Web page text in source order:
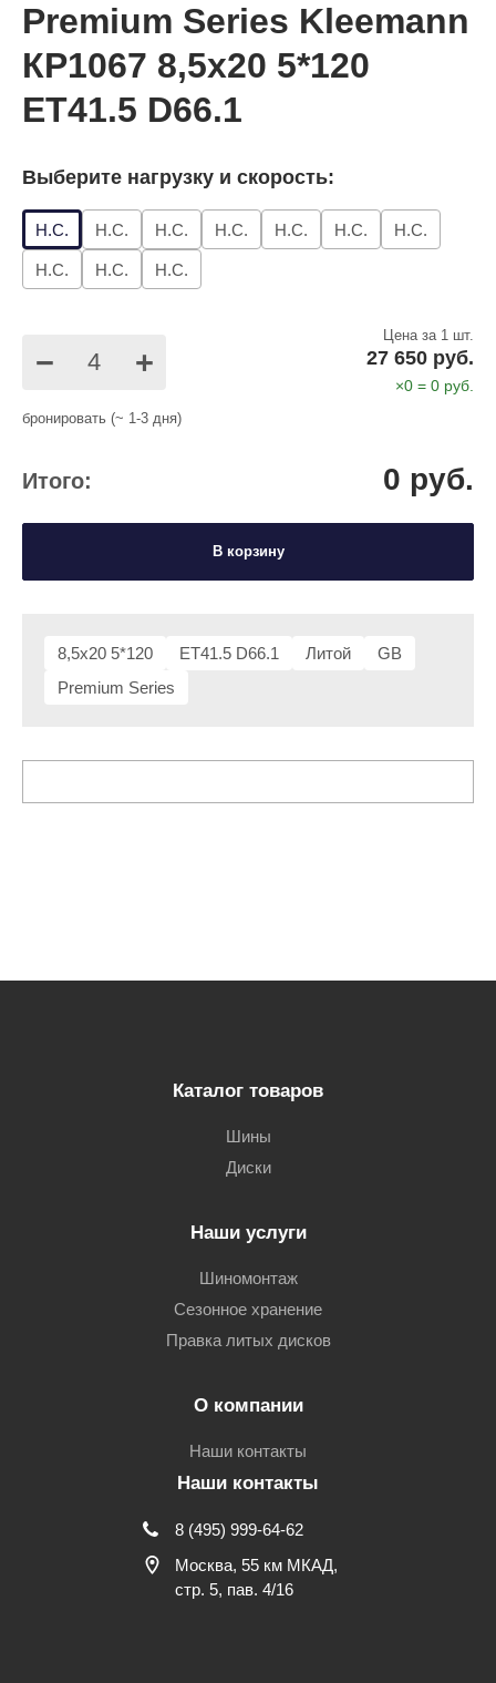
Premium Series Kleemann
КР1067 8,5x20 5*120
ET41.5 D66.1
8,5x20 5*120 ET41.5 D66.1 Литой
GB
Premium Series
Выберите нагрузку и скорость:
Н.С. Н.С. Н.С. Н.С. Н.С. Н.С. Н.С.
Н.С. Н.С. Н.С.
− +
Цена за 1 шт.
27 650 руб.
×0 = 0 руб.
бронировать (~ 1-3 дня)
Итого: 0 руб.
В корзину
Каталог товаров
Шины
Диски
Наши услуги
Шиномонтаж
Сезонное хранение
Правка литых дисков
О компании
Наши контакты
Наши контакты
8 (495) 999-64-62
Москва, 55 км МКАД,
стр. 5, пав. 4/16